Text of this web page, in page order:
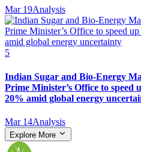
Mar 19Analysis
5
Indian Sugar and Bio‑Energy
Prime Minister’s Office to speed
20% amid global energy
Mar 14Analysis
Explore More